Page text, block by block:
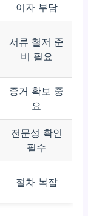
이자 부담
서류 철저 준
비 필요
증거 확보 중
요
전문성 확인
필수
절차 복잡